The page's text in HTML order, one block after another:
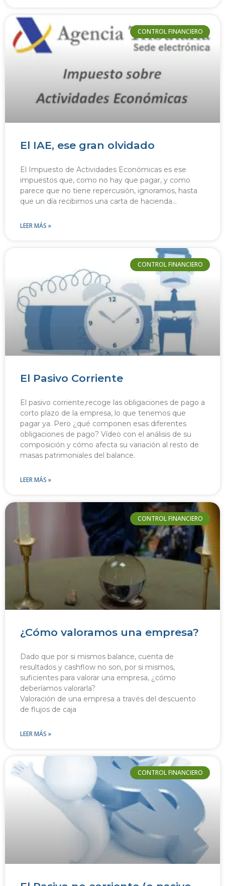
CONTROL FINANCIERO
El IAE, ese gran olvidado
El Impuesto de Actividades Económicas es ese
impuestos que, como no hay que pagar, y como
parece que no tiene repercusión, ignoramos, hasta
que un día recibimos una carta de hacienda…
LEER MÁS »
CONTROL FINANCIERO
El Pasivo Corriente
El pasivo corriente,recoge las obligaciones de pago a
corto plazo de la empresa, lo que tenemos que
pagar ya. Pero ¿qué componen esas diferentes
obligaciones de pago? Vídeo con el análisis de su
composición y cómo afecta su variación al resto de
masas patrimoniales del balance.
LEER MÁS »
CONTROL FINANCIERO
¿Cómo valoramos una empresa?
Dado que por si mismos balance, cuenta de
resultados y cashflow no son, por si mismos,
suficientes para valorar una empresa, ¿cómo
deberíamos valorarla?
Valoración de una empresa a través del descuento
de flujos de caja
LEER MÁS »
CONTROL FINANCIERO